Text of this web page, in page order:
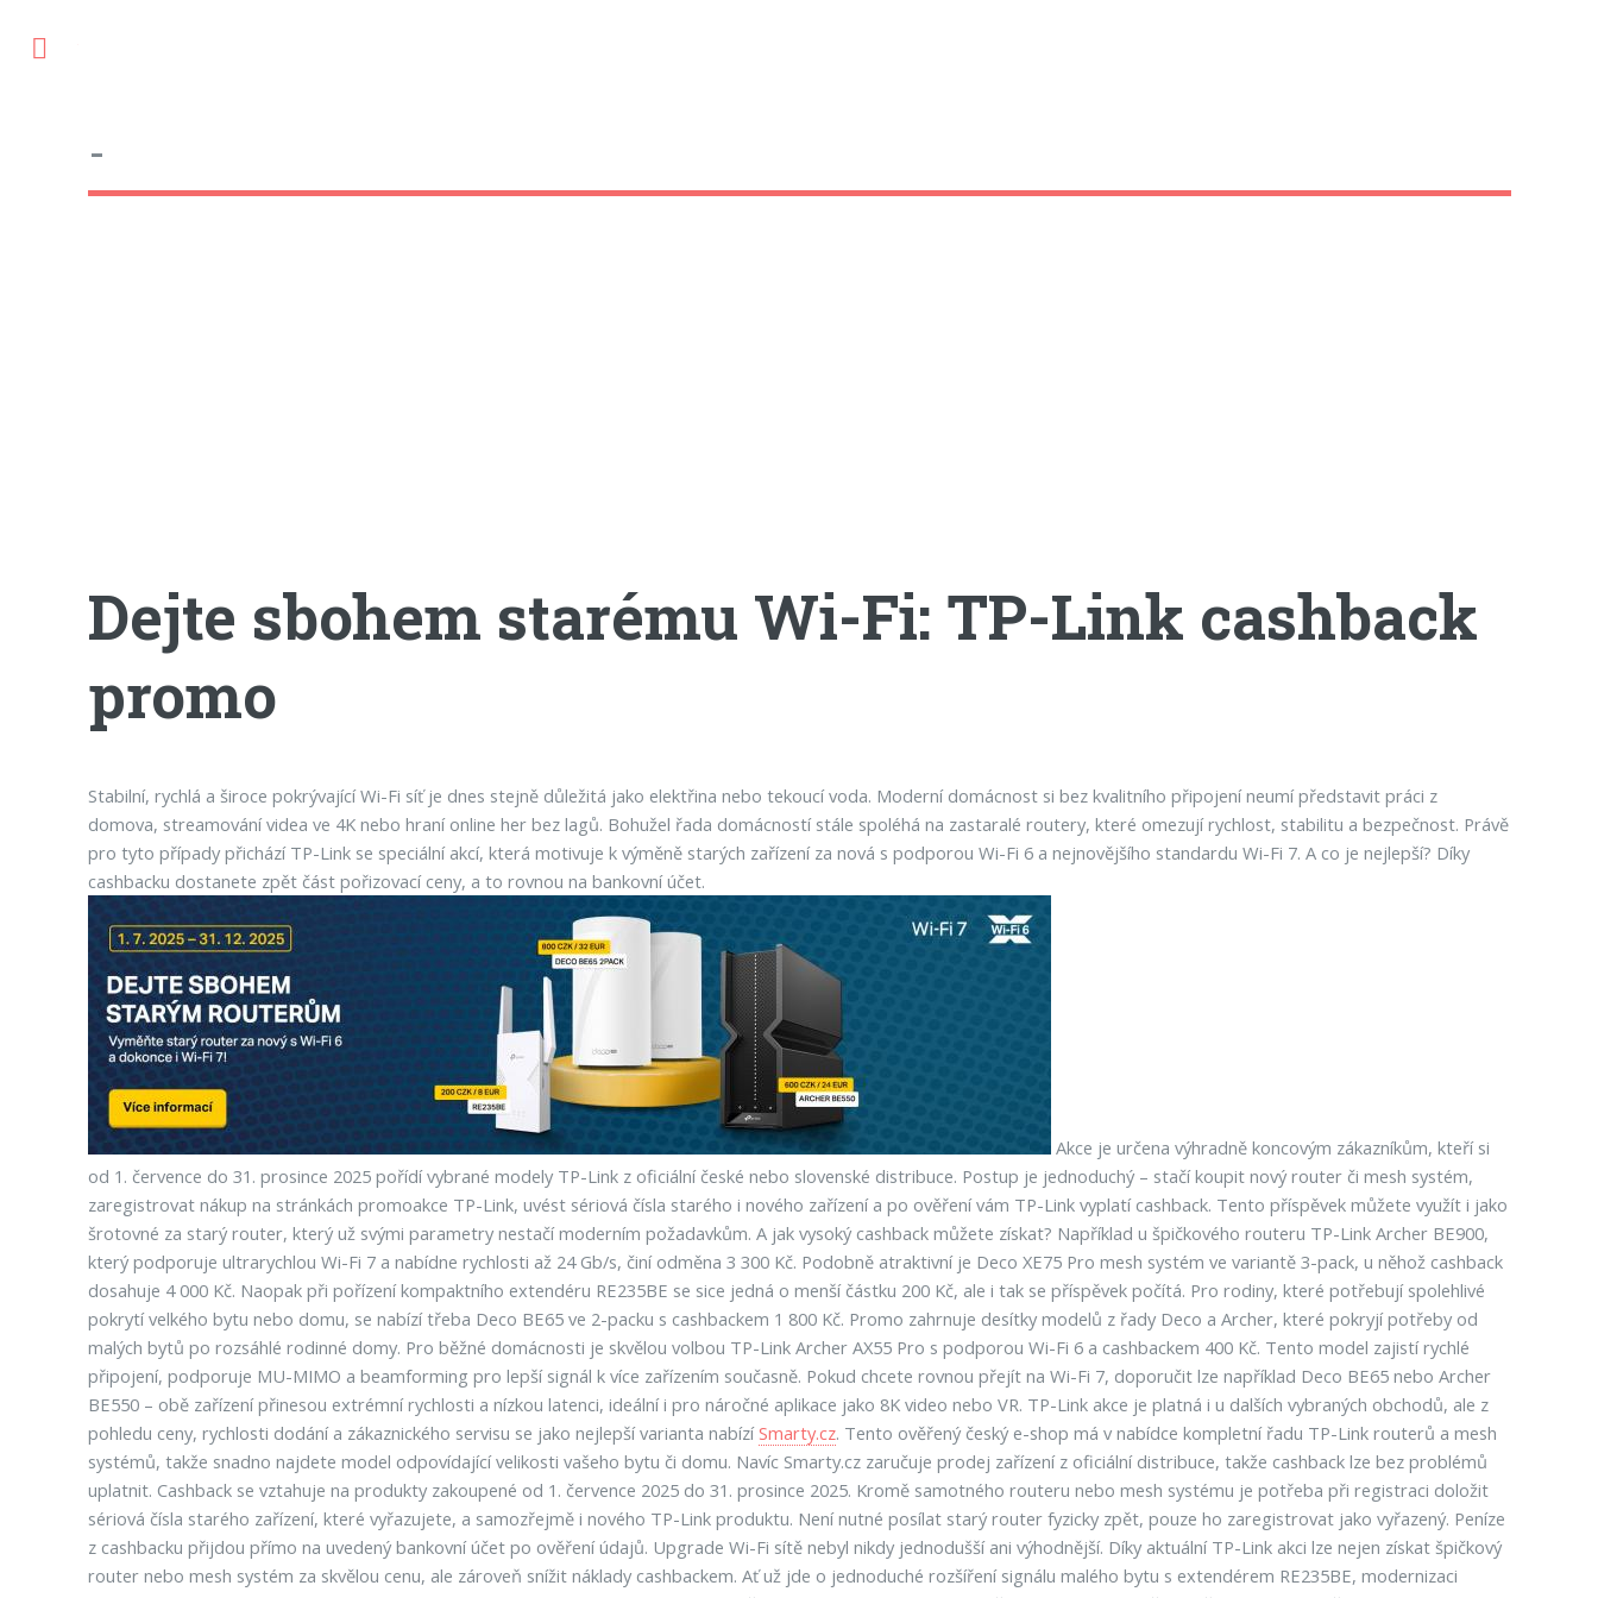
-
Dejte sbohem starému Wi-Fi: TP-Link cashback
promo
Stabilní, rychlá a široce pokrývající Wi-Fi síť je dnes stejně důležitá jako elektřina nebo tekoucí voda. Moderní domácnost si bez kvalitního připojení neumí představit práci z
domova, streamování videa ve 4K nebo hraní online her bez lagů. Bohužel řada domácností stále spoléhá na zastaralé routery, které omezují rychlost, stabilitu a bezpečnost. Právě
pro tyto případy přichází TP-Link se speciální akcí, která motivuje k výměně starých zařízení za nová s podporou Wi-Fi 6 a nejnovějšího standardu Wi-Fi 7. A co je nejlepší? Díky
cashbacku dostanete zpět část pořizovací ceny, a to rovnou na bankovní účet.
Akce je určena výhradně koncovým zákazníkům, kteří si
od 1. července do 31. prosince 2025 pořídí vybrané modely TP-Link z oficiální české nebo slovenské distribuce. Postup je jednoduchý – stačí koupit nový router či mesh systém,
zaregistrovat nákup na stránkách promoakce TP-Link, uvést sériová čísla starého i nového zařízení a po ověření vám TP-Link vyplatí cashback. Tento příspěvek můžete využít i jako
šrotovné za starý router, který už svými parametry nestačí moderním požadavkům. A jak vysoký cashback můžete získat? Například u špičkového routeru TP-Link Archer BE900,
který podporuje ultrarychlou Wi-Fi 7 a nabídne rychlosti až 24 Gb/s, činí odměna 3 300 Kč. Podobně atraktivní je Deco XE75 Pro mesh systém ve variantě 3-pack, u něhož cashback
dosahuje 4 000 Kč. Naopak při pořízení kompaktního extendéru RE235BE se sice jedná o menší částku 200 Kč, ale i tak se příspěvek počítá. Pro rodiny, které potřebují spolehlivé
pokrytí velkého bytu nebo domu, se nabízí třeba Deco BE65 ve 2-packu s cashbackem 1 800 Kč. Promo zahrnuje desítky modelů z řady Deco a Archer, které pokryjí potřeby od
malých bytů po rozsáhlé rodinné domy. Pro běžné domácnosti je skvělou volbou TP-Link Archer AX55 Pro s podporou Wi-Fi 6 a cashbackem 400 Kč. Tento model zajistí rychlé
připojení, podporuje MU-MIMO a beamforming pro lepší signál k více zařízením současně. Pokud chcete rovnou přejít na Wi-Fi 7, doporučit lze například Deco BE65 nebo Archer
BE550 – obě zařízení přinesou extrémní rychlosti a nízkou latenci, ideální i pro náročné aplikace jako 8K video nebo VR. TP-Link akce je platná i u dalších vybraných obchodů, ale z
pohledu ceny, rychlosti dodání a zákaznického servisu se jako nejlepší varianta nabízíSmarty.cz. Tento ověřený český e-shop má v nabídce kompletní řadu TP-Link routerů a mesh
systémů, takže snadno najdete model odpovídající velikosti vašeho bytu či domu. Navíc Smarty.cz zaručuje prodej zařízení z oficiální distribuce, takže cashback lze bez problémů
uplatnit. Cashback se vztahuje na produkty zakoupené od 1. července 2025 do 31. prosince 2025. Kromě samotného routeru nebo mesh systému je potřeba při registraci doložit
sériová čísla starého zařízení, které vyřazujete, a samozřejmě i nového TP-Link produktu. Není nutné posílat starý router fyzicky zpět, pouze ho zaregistrovat jako vyřazený. Peníze
z cashbacku přijdou přímo na uvedený bankovní účet po ověření údajů. Upgrade Wi-Fi sítě nebyl nikdy jednodušší ani výhodnější. Díky aktuální TP-Link akci lze nejen získat špičkový
router nebo mesh systém za skvělou cenu, ale zároveň snížit náklady cashbackem. Ať už jde o jednoduché rozšíření signálu malého bytu s extendérem RE235BE, modernizaci